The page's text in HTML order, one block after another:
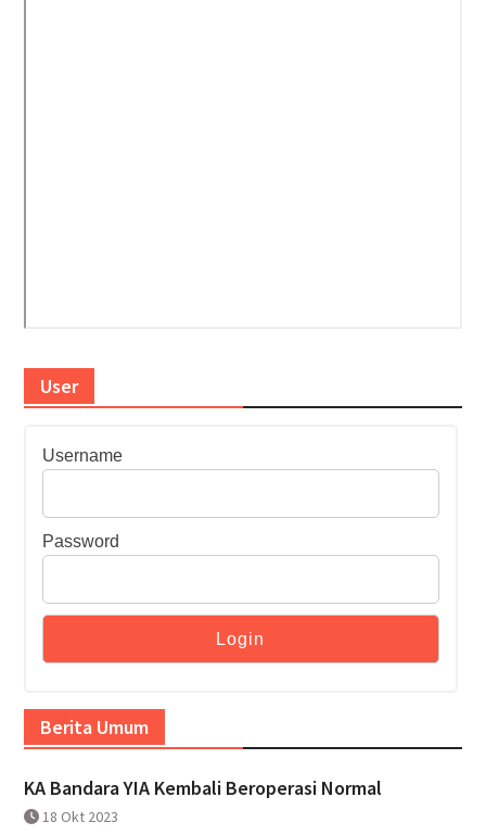
User
Username
Password
Berita Umum
KA Bandara YIA Kembali Beroperasi Normal
18 Okt 2023